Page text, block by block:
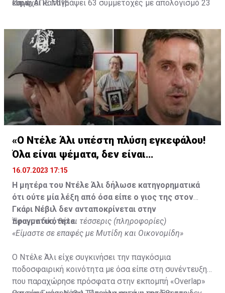
ευρώ.
και έχει καταγράψει 63 συμμετοχές με απολογισμό 23
Πηγή: ΑΠΕ ΜΠΕ
«Ο Ντέλε Άλι υπέστη πλύση εγκεφάλου!
Όλα είναι ψέματα, δεν είναι
υιοθετημένος»
16.07.2023 17:15
Η μητέρα του Ντέλε Άλι δήλωσε κατηγορηματικά
ότι ούτε μία λέξη από όσα είπε ο γιος της στον
Γκάρι Νέβιλ δεν ανταποκρίνεται στην
πραγματικότητα.
Έφυγαν δύο, θέλει τέσσερις (πληροφορίες)
«Είμαστε σε επαφές με Μυτίδη και Οικονομίδη»
Ο Ντέλε Άλι είχε συγκινήσει την παγκόσμια
ποδοσφαιρική κοινότητα με όσα είπε στη συνέντευξη
που παραχώρησε πρόσφατα στην εκπομπή «Overlap»